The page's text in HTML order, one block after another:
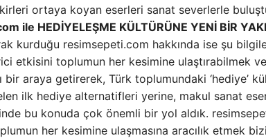
ortaya koyan eserleri sanat severlerle
ile HEDİYELEŞME KÜLTÜRÜNE YENİ BİR
kurduğu resimsepeti.com hakkında ise şu
etkisini toplumun her kesimine ulaştırabilmek
bir araya getirerek, Türk toplumundaki ‘hediye’
ilk hediye alternatifleri yerine, makul sanat
bu konuda çok önemli bir yol aldık.
her kesimine ulaşmasına aracılık etmek